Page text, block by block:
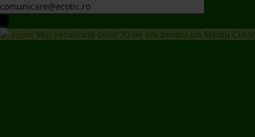
comunicare@ecotic.ro
←
ECOTIC Vezi rezulatele celor 20 de ani pentru un Mediu Curat